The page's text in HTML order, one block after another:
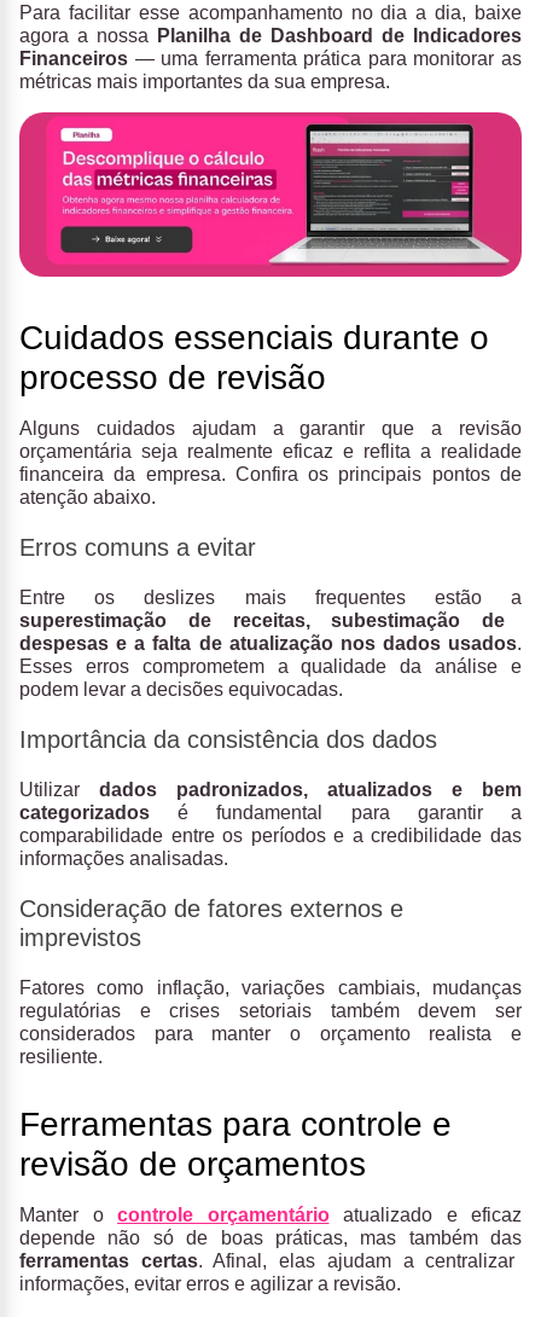
Para facilitar esse acompanhamento no dia a dia, baixe
agora a nossa
Planilha de Dashboard de Indicadores
Financeiros — uma ferramenta prática para monitorar as
métricas mais importantes da sua empresa.
Cuidados essenciais durante o
processo de revisão
Alguns cuidados ajudam a garantir que a revisão
orçamentária seja realmente eficaz e reflita a realidade
financeira da empresa. Confira os principais pontos de
atenção abaixo.
Erros comuns a evitar
Entre os deslizes mais frequentes estão a
superestimação de receitas, subestimação de
despesas e a falta de atualização nos dados usados.
Esses erros comprometem a qualidade da análise e
podem levar a decisões equivocadas.
Importância da consistência dos dados
Utilizar dados padronizados, atualizados e bem
categorizados é fundamental para garantir a
comparabilidade entre os períodos e a credibilidade das
informações analisadas.
Consideração de fatores externos e
imprevistos
Fatores como inflação, variações cambiais, mudanças
regulatórias e crises setoriais também devem ser
considerados para manter o orçamento realista e
resiliente.
Ferramentas para controle e
revisão de orçamentos
Manter o controle orçamentárioatualizado e eficaz
depende não só de boas práticas, mas também das
ferramentas certas. Afinal, elas ajudam a centralizar
informações, evitar erros e agilizar a revisão.